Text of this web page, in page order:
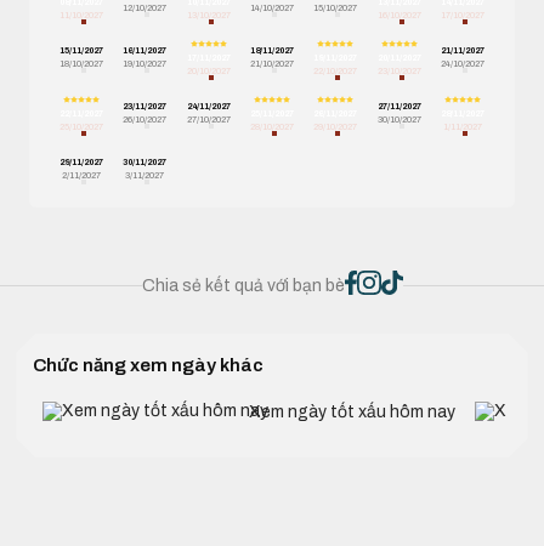
11/10/2027
12/10/2027
13/10/2027
14/10/2027
15/10/2027
16/10/2027
17/10/2027
15/11/2027
18/10/2027
16/11/2027
19/10/2027
20/10/2027
18/11/2027
21/10/2027
22/10/2027
23/10/2027
21/11/2027
24/10/2027
25/10/2027
23/11/2027
26/10/2027
24/11/2027
27/10/2027
28/10/2027
29/10/2027
27/11/2027
30/10/2027
1/11/2027
29/11/2027
2/11/2027
30/11/2027
3/11/2027
Chia sẻ kết quả với bạn bè
Chức năng xem ngày khác
Xem ngày tốt xấu hôm nay